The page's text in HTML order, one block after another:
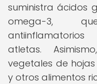
suministra ácidos
omega-3,
atletas.
vegetales de
y otros alimentos